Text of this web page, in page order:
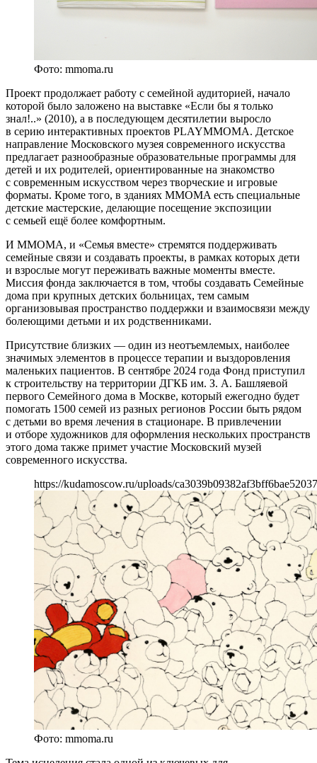
Фото: mmoma.ru
Проект продолжает работу с семейной аудиторией, начало
которой было заложено на выставке «Если бы я только
знал!..» (2010), а в последующем десятилетии выросло
в серию интерактивных проектов PLAYMMOMA. Детское
направление Московского музея современного искусства
предлагает разнообразные образовательные программы для
детей и их родителей, ориентированные на знакомство
с современным искусством через творческие и игровые
форматы. Кроме того, в зданиях MMOMA есть специальные
детские мастерские, делающие посещение экспозиции
с семьей ещё более комфортным.
И MMOMA, и «Семья вместе» стремятся поддерживать
семейные связи и создавать проекты, в рамках которых дети
и взрослые могут переживать важные моменты вместе.
Миссия фонда заключается в том, чтобы создавать Семейные
дома при крупных детских больницах, тем самым
организовывая пространство поддержки и взаимосвязи между
болеющими детьми и их родственниками.
Присутствие близких — один из неотъемлемых, наиболее
значимых элементов в процессе терапии и выздоровления
маленьких пациентов. В сентябре 2024 года Фонд приступил
к строительству на территории ДГКБ им. З. А. Башляевой
первого Семейного дома в Москве, который ежегодно будет
помогать 1500 семей из разных регионов России быть рядом
с детьми во время лечения в стационаре. В привлечении
и отборе художников для оформления нескольких пространств
этого дома также примет участие Московский музей
современного искусства.
https://kudamoscow.ru/uploads/
Фото: mmoma.ru